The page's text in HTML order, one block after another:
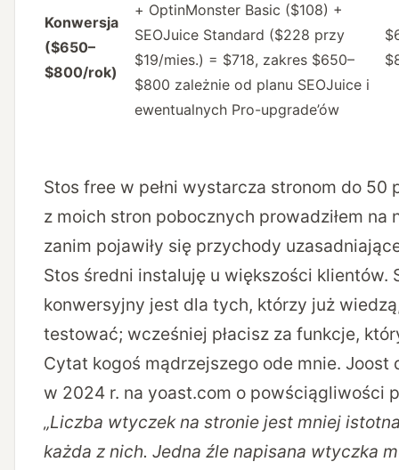
Konwersja
($650–
$800/rok)
+ OptinMonster Basic ($108) +
SEOJuice Standard ($228 przy
$19/mies.) = $718, zakres $650–
$800 zależnie od planu SEOJuice i
ewentualnych Pro-upgrade’ów
Stos free w pełni wystarcza stronom do 50
z moich stron pobocznych prowadziłem na
zanim pojawiły się przychody
Stos średni instaluję u większości klientów.
konwersyjny jest dla tych, którzy już
testować; wcześniej płacisz za funkcje,
Cytat kogoś mądrzejszego ode mnie. Joost
w 2024 r. na yoast.com o powściągliwości
„Liczba wtyczek na stronie jest mniej
każda z nich. Jedna źle napisana wtyczka